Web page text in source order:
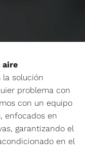
aire
la solución
problema con
con un equipo
enfocados en
garantizando el
en el